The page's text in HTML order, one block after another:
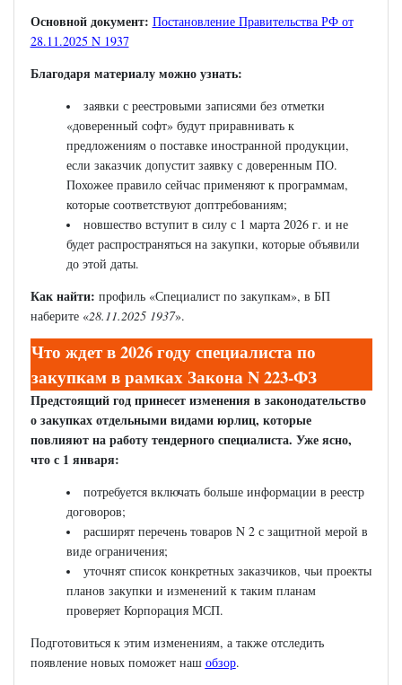
Основной документ: Постановление Правительства РФ от
28.11.2025 N 1937
Благодаря материалу можно узнать:
заявки с реестровыми записями без отметки
«доверенный софт» будут приравнивать к
предложениям о поставке иностранной продукции,
если заказчик допустит заявку с доверенным ПО.
Похожее правило сейчас применяют к программам,
которые соответствуют доптребованиям;
новшество вступит в силу с 1 марта 2026 г. и не
будет распространяться на закупки, которые объявили
до этой даты.
Как найти: профиль «Специалист по закупкам», в БП
наберите «28.11.2025 1937».
Что ждет в 2026 году специалиста по
закупкам в рамках Закона N 223-ФЗ
Предстоящий год принесет изменения в законодательство
о закупках отдельными видами юрлиц, которые
повлияют на работу тендерного специалиста. Уже ясно,
что с 1 января:
потребуется включать больше информации в реестр
договоров;
расширят перечень товаров N 2 с защитной мерой в
виде ограничения;
уточнят список конкретных заказчиков, чьи проекты
планов закупки и изменений к таким планам
проверяет Корпорация МСП.
Подготовиться к этим изменениям, а также отследить
появление новых поможет наш обзор.